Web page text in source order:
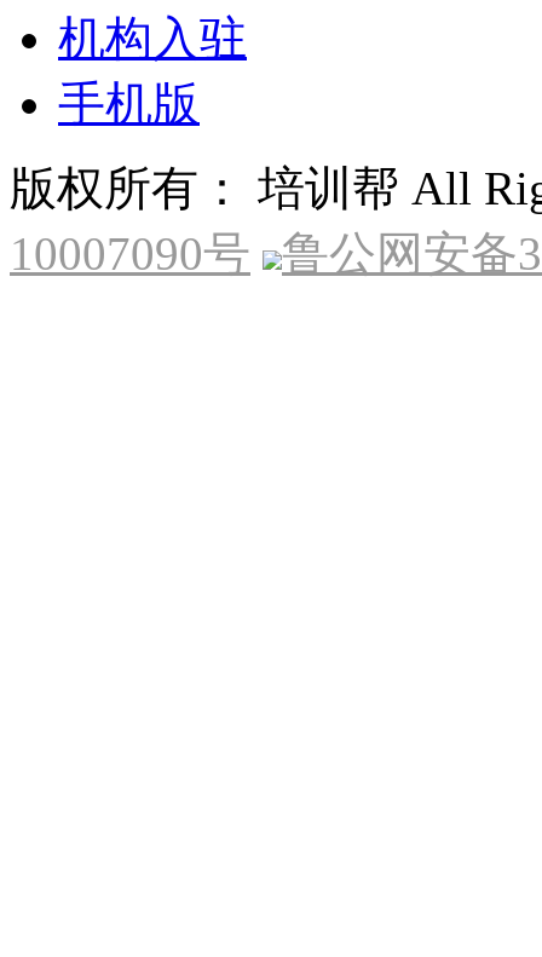
机构入驻
手机版
版权所有： 培训帮 All
10007090号
鲁公网安备